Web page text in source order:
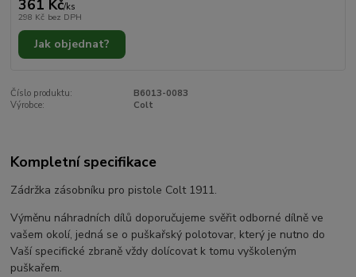
361 Kč/ks
298 Kč bez DPH
Jak objednat?
Číslo produktu:
B6013-0083
Výrobce:
Colt
Kompletní specifikace
Zádržka zásobníku pro pistole Colt 1911.
Výměnu náhradních dílů doporučujeme svěřit odborné dílně ve
vašem okolí, jedná se o puškařský polotovar, který je nutno do
Vaší specifické zbraně vždy dolícovat k tomu vyškoleným
puškařem.